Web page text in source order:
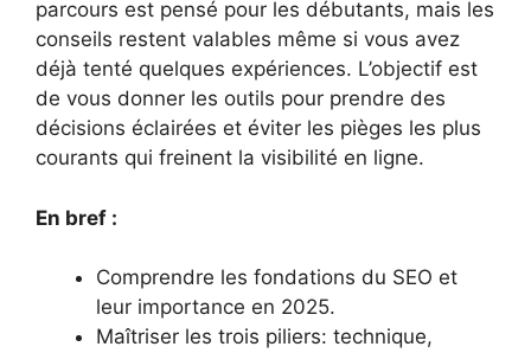
parcours est pensé pour les débutants, mais les
conseils restent valables même si vous avez
déjà tenté quelques expériences. L’objectif est
de vous donner les outils pour prendre des
décisions éclairées et éviter les pièges les plus
courants qui freinent la visibilité en ligne.
En bref :
Comprendre les fondations du SEO et
leur importance en 2025.
Maîtriser les trois piliers: technique,